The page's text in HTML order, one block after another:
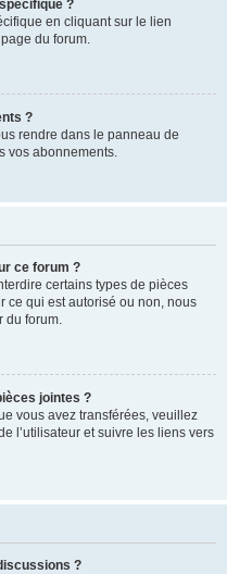
?
en cliquant sur le lien
du forum.
?
rendre dans le panneau de
vos abonnements.
ce forum ?
certains types de pièces
ce qui est autorisé ou non, nous
du forum.
jointes ?
vous avez transférées, veuillez
l’utilisateur et suivre les liens vers
?